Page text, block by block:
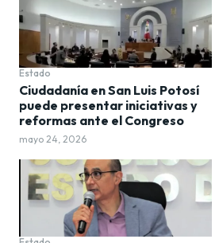
Estado
Ciudadanía en San Luis Potosí
puede presentar iniciativas y
reformas ante el Congreso
mayo 24, 2026